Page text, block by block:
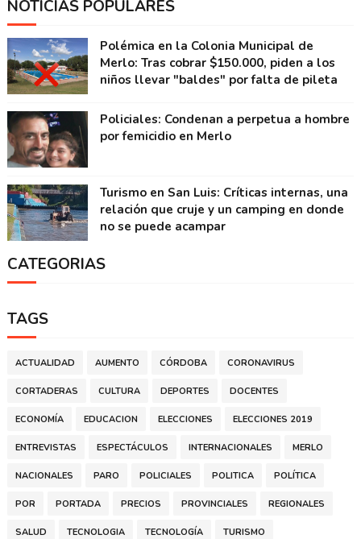
NOTICIAS POPULARES
Polémica en la Colonia Municipal de
Merlo: Tras cobrar $150.000, piden a los
niños llevar "baldes" por falta de pileta
Policiales: Condenan a perpetua a hombre
por femicidio en Merlo
Turismo en San Luis: Críticas internas, una
relación que cruje y un camping en donde
no se puede acampar
CATEGORIAS
TAGS
ACTUALIDAD AUMENTO CÓRDOBA CORONAVIRUS
CORTADERAS CULTURA DEPORTES DOCENTES
ECONOMÍA EDUCACION ELECCIONES ELECCIONES 2019
ENTREVISTAS ESPECTÁCULOS INTERNACIONALES MERLO
NACIONALES PARO POLICIALES POLITICA POLÍTICA
POR PORTADA PRECIOS PROVINCIALES REGIONALES
SALUD TECNOLOGIA TECNOLOGÍA TURISMO